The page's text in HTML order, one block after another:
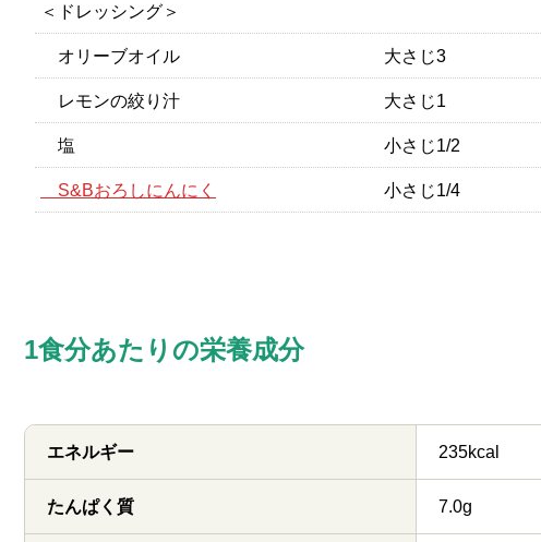
＜ドレッシング＞
オリーブオイル 大さじ3
レモンの絞り汁 大さじ1
塩 小さじ1/2
S&Bおろしにんにく 小さじ1/4
1食分あたりの栄養成分
エネルギー 235kcal
たんぱく質 7.0g